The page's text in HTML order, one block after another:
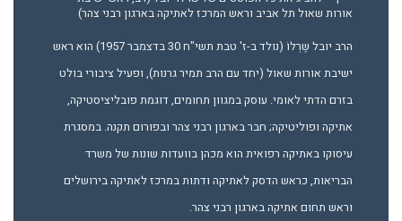
אורות שאול תל אביב וראש המרכז לאתיקה בארגון רבני צהר)
הרב יובל שֶרְלוֹ (נולד ב-ז' טבת תשי"ח 30 בדצמבר 1957) הוא ראש
ישיבת אורות שאול (יחד עם הרב תמיר גרנות), ופעיל ציבורי בולט
בזרם הדתי לאומי. עוסק במגוון תחומים, דוגמת פובליציסטיקה,
אתיקה ופוליטיקה; חבר בארגון רבני צהר ובפורום תקנה. במסגרת
עיסוקו באתיקה רפואית הוא מכהן בוועדות שונות של משרד
הבריאות, כראש הדסק לאתיקה ודתות במרכז לאתיקה בירושלים
וראש תחום אתיקה בארגון רבני צהר.